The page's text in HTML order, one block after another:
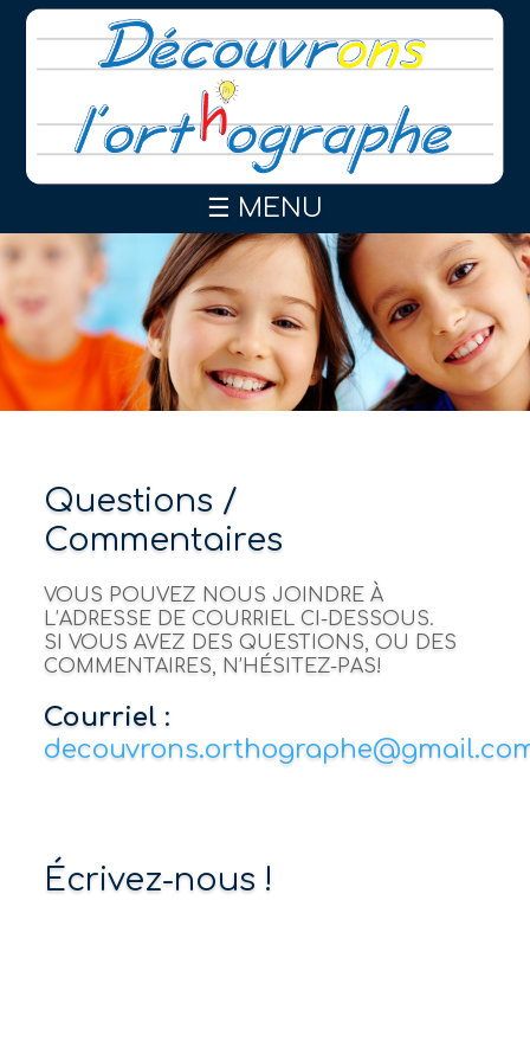
☰ MENU
Questions /
Commentaires
VOUS POUVEZ NOUS JOINDRE À
L’ADRESSE DE COURRIEL CI-DESSOUS.
SI VOUS AVEZ DES QUESTIONS, OU DES
COMMENTAIRES, N’HÉSITEZ-PAS!
Courriel :
Écrivez-nous !